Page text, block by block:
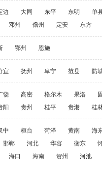
边 大同 东平 东明 单
邓州 儋州 定安 东方
鄂州 恩施
宜 抚州 阜宁 范县 防
饶 高密 格尔木 果洛
阳 贵州 桂平 贵港 桂
中 桓台 菏泽 黄南 海
邯郸 河北 华容 衡东
海口 海南 贺州 河池